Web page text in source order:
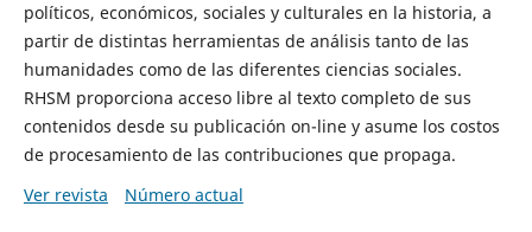
políticos, económicos, sociales y culturales en la historia, a
partir de distintas herramientas de análisis tanto de las
humanidades como de las diferentes ciencias sociales.
RHSM proporciona acceso libre al texto completo de sus
contenidos desde su publicación on-line y asume los costos
de procesamiento de las contribuciones que propaga.
Ver revista
Número actual